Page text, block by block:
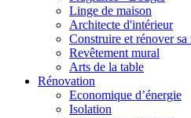
Linge de maison
Architecte d'intérieur
Construire et rénover sa
Revêtement mural
Arts de la table
Rénovation
Economique d’énergie
Isolation